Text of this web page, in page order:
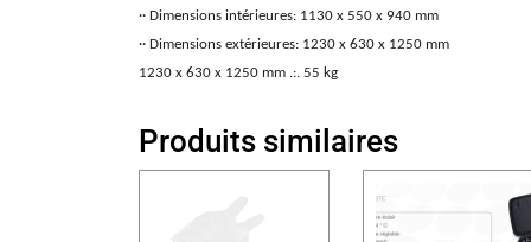
·· Dimensions intérieures: 1130 x 550 x 940 mm
·· Dimensions extérieures: 1230 x 630 x 1250 mm
1230 x 630 x 1250 mm .:. 55 kg
Produits similaires